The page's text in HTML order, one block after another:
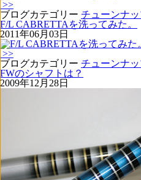
>>
ブログカテゴリー チューンナ
F/L CABRETTAを洗ってみた。
2011年06月03日
>>
ブログカテゴリー チューンナ
FWのシャフトは？
2009年12月28日